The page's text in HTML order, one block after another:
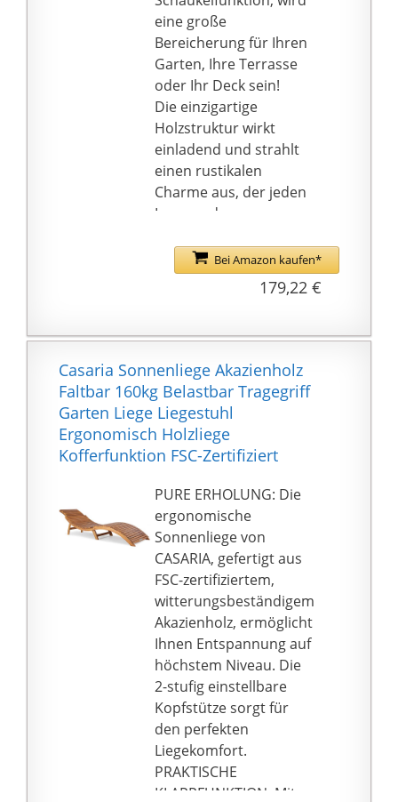
150 kg belastbar |
Kissen ca. 44x14 cm |
Ersatzteile für
Holzgartenliege
verfügbar
Lieferumfang: Ampel24
Schaukelliege Rio inkl.
einem Kissen &
bebilderte Anleitung
auf deutsch | ❗ Versand
ausgeschlossen. Bitte
setzen Sie sich ggf. mit
uns in Verbindung.
eine große
Bereicherung für Ihren
Garten, Ihre Terrasse
oder Ihr Deck sein!
Die einzigartige
Holzstruktur wirkt
einladend und strahlt
einen rustikalen
Charme aus, der jeden
Innen- oder
verschönern wird
Diese Schaukelliege ist
tropischen Hartholz,
das wetterfest und sehr
langlebig ist
Da er wetterbeständig
ist, ist der Stuhl sowohl
für den Innen- als auch
geeignet
Dieser ergonomisch
gestaltete,
geschwungene
Schaukelstuhl bietet
optimale Unterstützung
und ist der perfekte
Begleiter an sonnigen
Nachmittagen.Die
Montage ist einfach
Bei Amazon kaufen*
179,22 €
Casaria Sonnenliege Akazienholz
Faltbar 160kg Belastbar Tragegriff
Garten Liege Liegestuhl
Ergonomisch Holzliege
Kofferfunktion FSC-Zertifiziert
PURE ERHOLUNG: Die
ergonomische
Sonnenliege von
CASARIA, gefertigt aus
FSC-zertifiziertem,
witterungsbeständigem
Akazienholz, ermöglicht
Ihnen Entspannung auf
höchstem Niveau. Die
2-stufig einstellbare
Kopfstütze sorgt für
den perfekten
Liegekomfort.
PRAKTISCHE
KLAPPFUNKTION: Mit